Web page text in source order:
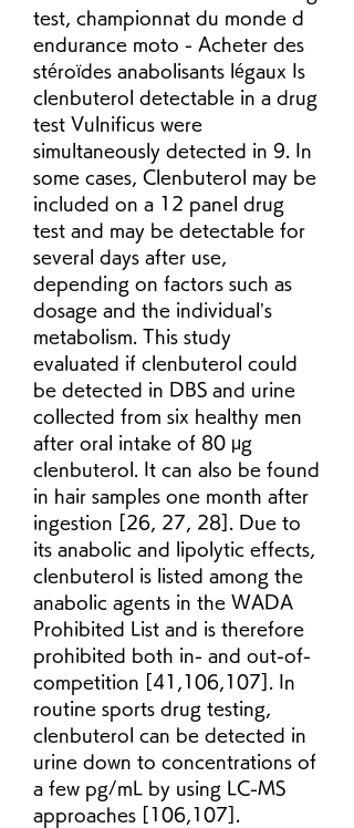
test, championnat du monde d
endurance moto - Acheter des
stéroïdes anabolisants légaux Is
clenbuterol detectable in a drug
test Vulnificus were
simultaneously detected in 9. In
some cases, Clenbuterol may be
included on a 12 panel drug
test and may be detectable for
several days after use,
depending on factors such as
dosage and the individual’s
metabolism. This study
evaluated if clenbuterol could
be detected in DBS and urine
collected from six healthy men
after oral intake of 80 μg
clenbuterol. It can also be found
in hair samples one month after
ingestion [26, 27, 28]. Due to
its anabolic and lipolytic effects,
clenbuterol is listed among the
anabolic agents in the WADA
Prohibited List and is therefore
prohibited both in- and out-of-
competition [41,106,107]. In
routine sports drug testing,
clenbuterol can be detected in
urine down to concentrations of
a few pg/mL by using LC-MS
approaches [106,107].